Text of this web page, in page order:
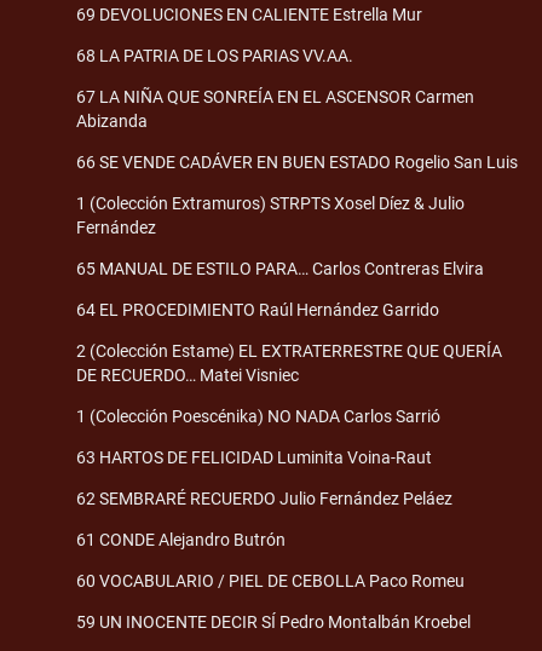
69 DEVOLUCIONES EN CALIENTE Estrella Mur
68 LA PATRIA DE LOS PARIAS VV.AA.
67 LA NIÑA QUE SONREÍA EN EL ASCENSOR Carmen
Abizanda
66 SE VENDE CADÁVER EN BUEN ESTADO Rogelio San Luis
1 (Colección Extramuros) STRPTS Xosel Díez & Julio
Fernández
65 MANUAL DE ESTILO PARA… Carlos Contreras Elvira
64 EL PROCEDIMIENTO Raúl Hernández Garrido
2 (Colección Estame) EL EXTRATERRESTRE QUE QUERÍA
DE RECUERDO… Matei Visniec
1 (Colección Poescénika) NO NADA Carlos Sarrió
63 HARTOS DE FELICIDAD Luminita Voina-Raut
62 SEMBRARÉ RECUERDO Julio Fernández Peláez
61 CONDE Alejandro Butrón
60 VOCABULARIO / PIEL DE CEBOLLA Paco Romeu
59 UN INOCENTE DECIR SÍ Pedro Montalbán Kroebel